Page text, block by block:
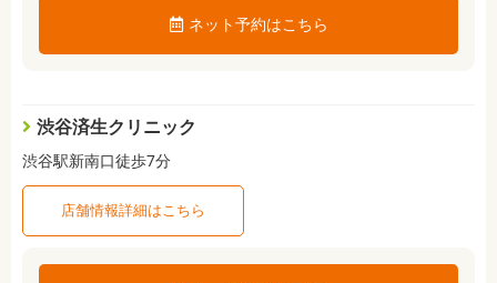
ネット予約はこちら
渋谷済生クリニック
渋谷駅新南口徒歩7分
店舗情報詳細はこちら